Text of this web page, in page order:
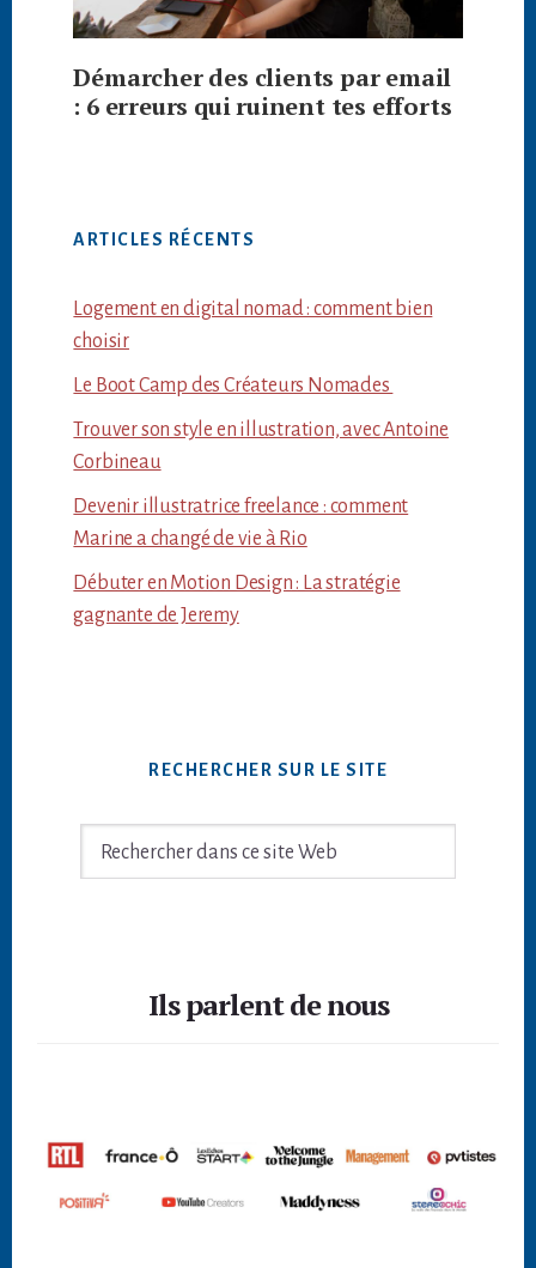
Démarcher des clients par email
: 6 erreurs qui ruinent tes efforts
ARTICLES RÉCENTS
Logement en digital nomad : comment bien
choisir
Le Boot Camp des Créateurs Nomades
Trouver son style en illustration, avec Antoine
Corbineau
Devenir illustratrice freelance : comment
Marine a changé de vie à Rio
Débuter en Motion Design : La stratégie
gagnante de Jeremy
RECHERCHER SUR LE SITE
Rechercher
Ils parlent de nous